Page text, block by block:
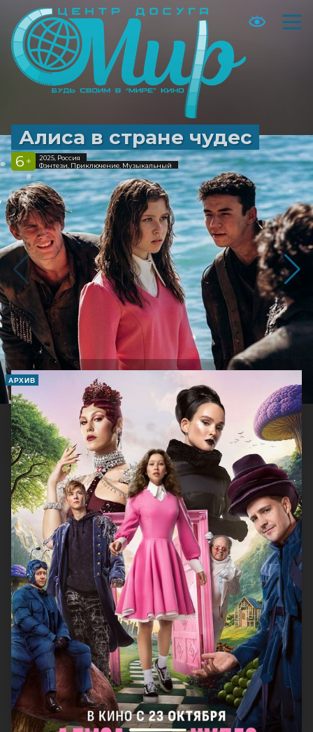
Алиса в стране чудес
6 +
2025, Россия
Фэнтези, Приключение, Музыкальный
АРХИВ